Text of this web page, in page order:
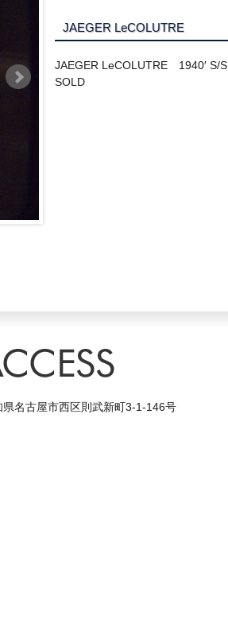
JAEGER LeCOLUTRE
JAEGER LeCOLUTRE 1940′ S/S
SOLD
名古屋市西区則武新町3-1-146号